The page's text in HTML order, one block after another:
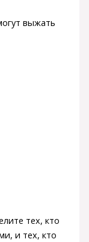
выжать
тех, кто
и тех, кто